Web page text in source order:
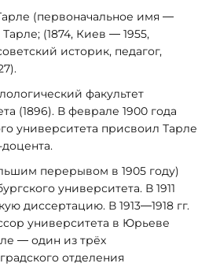
(первоначальное имя —
(1874, Киев — 1955,
историк, педагог,
факультет
(1896). В феврале 1900 года
университета присвоил Тарле
перерывом в 1905 году)
университета. В 1911
диссертацию. В 1913—1918 гг.
университета в Юрьеве
— один из трёх
отделения